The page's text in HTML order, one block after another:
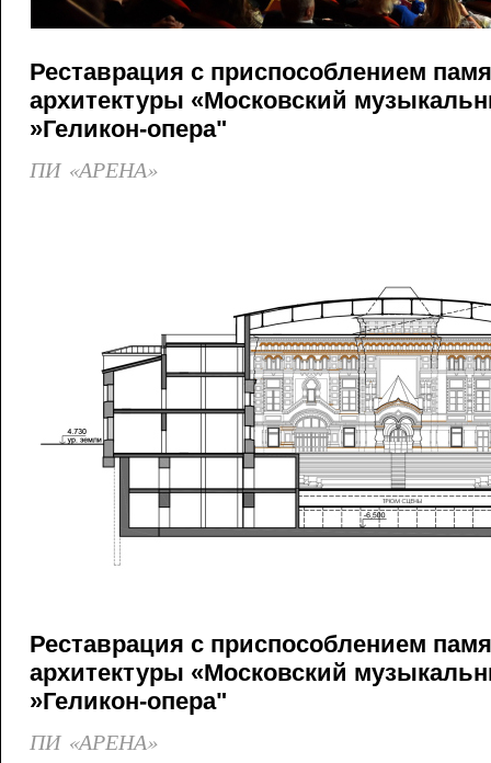
Реставрация с приспособлением
архитектуры «Московский
»Геликон-опера"
ПИ «АРЕНА»
Реставрация с приспособлением
архитектуры «Московский
»Геликон-опера"
ПИ «АРЕНА»